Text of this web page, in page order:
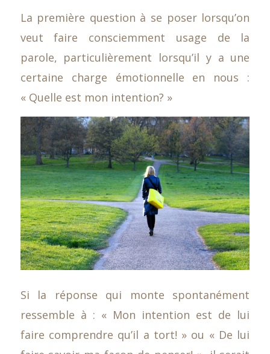
La première question à se poser lorsqu’on
veut faire consciemment usage de la
parole, particulièrement lorsqu’il y a une
certaine charge émotionnelle en nous :
« Quelle est mon intention? »
Si la réponse qui monte spontanément
ressemble à : « Mon intention est de lui
faire comprendre qu’il a tort! » ou « De lui